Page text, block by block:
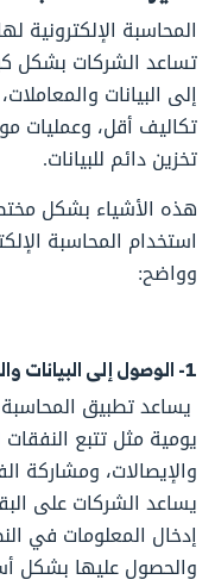
المحاسبة الإلكترونية
تساعد الشركات بشكل
إلى البيانات
تكاليف أقل، وعمليات
تخزين دائم للبيانات.
هذه الأشياء بشكل
استخدام المحاسبة
وواضح:
1- الوصول إلى البيانات والمعاملات الحسابية بسهولة
يساعد تطبيق
يومية مثل تتبع
والإيصالات، ومشاركة
يساعد الشركات على
إدخال المعلومات في
والحصول عليها بشكل